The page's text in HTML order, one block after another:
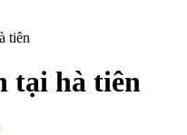
tiên
tại hà tiên